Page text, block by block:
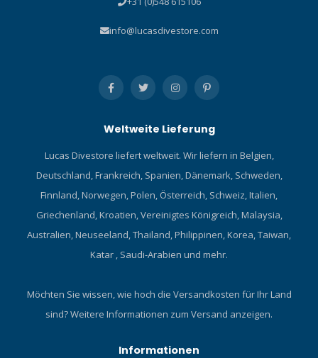
info@lucasdivestore.com
Weltweite Lieferung
Lucas Divestore liefert weltweit. Wir liefern in Belgien,
Deutschland, Frankreich, Spanien, Dänemark, Schweden,
Finnland, Norwegen, Polen, Österreich, Schweiz, Italien,
Griechenland, Kroatien, Vereinigtes Königreich, Malaysia,
Australien, Neuseeland, Thailand, Philippinen, Korea, Taiwan,
Katar , Saudi-Arabien und mehr.
Möchten Sie wissen, wie hoch die Versandkosten für Ihr Land
sind?Weitere Informationen zum Versand anzeigen.
Informationen